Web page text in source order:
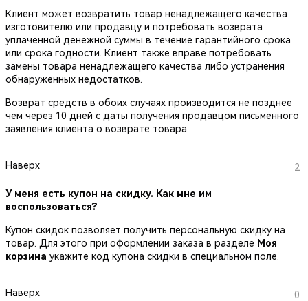
Клиент может возвратить товар ненадлежащего качества
изготовителю или продавцу и потребовать возврата
уплаченной денежной суммы в течение гарантийного срока
или срока годности. Клиент также вправе потребовать
замены товара ненадлежащего качества либо устранения
обнаруженных недостатков.
Возврат средств в обоих случаях производится не позднее
чем через 10 дней с даты получения продавцом письменного
заявления клиента о возврате товара.
Наверх 2
У меня есть купон на скидку. Как мне им
воспользоваться?
Купон скидок позволяет получить персональную скидку на
товар. Для этого при оформлении заказа в разделе Моя
корзина укажите код купона скидки в специальном поле.
Наверх 0